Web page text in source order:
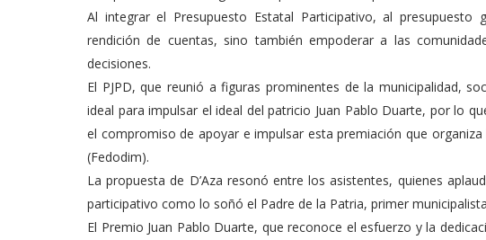
Al integrar el Presupuesto Estatal Participativo, al
rendición de cuentas, sino también empoderar a las
decisiones.
El PJPD, que reunió a figuras prominentes de la municipalidad,
ideal para impulsar el ideal del patricio Juan Pablo Duarte, por lo
el compromiso de apoyar e impulsar esta premiación que
(Fedodim).
La propuesta de D’Aza resonó entre los asistentes, quienes
participativo como lo soñó el Padre de la Patria, primer
El Premio Juan Pablo Duarte, que reconoce el esfuerzo y la